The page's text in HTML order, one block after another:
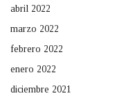
abril 2022
marzo 2022
febrero 2022
enero 2022
diciembre 2021